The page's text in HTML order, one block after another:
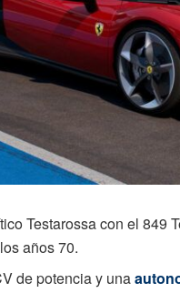
Testarossa con el 849
años 70.
de potencia y una